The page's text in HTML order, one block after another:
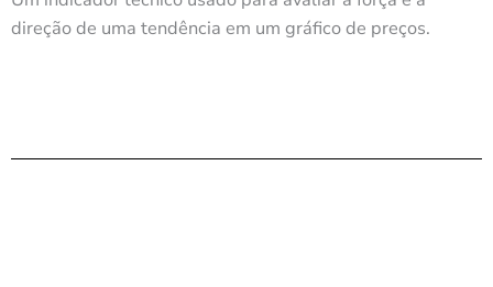
direção de uma tendência em um gráfico de preços.